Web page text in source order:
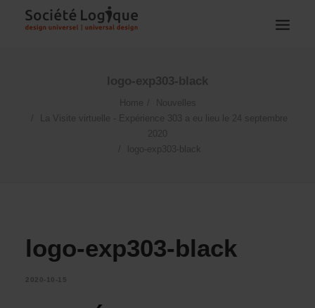
logo-exp303-black
Home
Nouvelles
La Visite virtuelle - Expérience 303 a eu lieu le 24 septembre
2020
logo-exp303-black
logo-exp303-black
2020-10-15